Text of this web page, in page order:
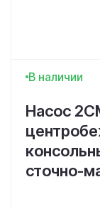
В наличии
Насос
сточно-